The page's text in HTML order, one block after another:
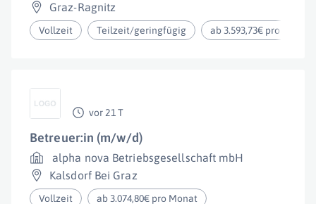
Graz-Ragnitz
Vollzeit Teilzeit/geringfügig ab 3.593,73€ pro Monat
vor 21 T
Betreuer:in (m/w/d)
alpha nova Betriebsgesellschaft mbH
Kalsdorf Bei Graz
Vollzeit ab 3.074,80€ pro Monat